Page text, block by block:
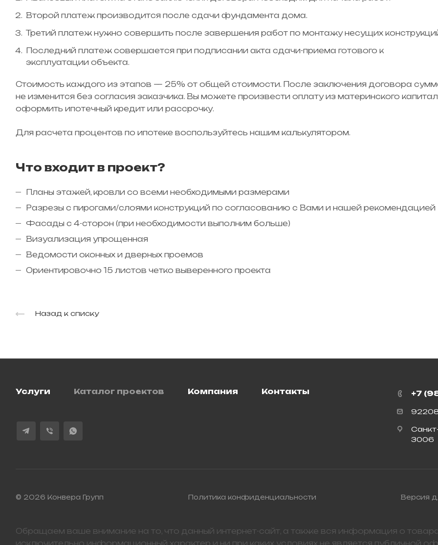
Второй платеж производится после сдачи фундамента дома.
Третий платеж нужно совершить после завершения работ по монтажу несущих
Последний платеж совершается при подписании акта сдачи-приема готового к
эксплуатации объекта.
Стоимость каждого из этапов — 25% от общей стоимости. После заключения договора
не изменится без согласия заказчика. Вы можете произвести оплату из материнского
оформить ипотечный кредит или рассрочку.
Для расчета процентов по ипотеке воспользуйтесь нашим калькулятором.
Что входит в проект?
Планы этажей, кровли со всеми необходимыми размерами
Разрезы с пирогами/слоями конструкций по согласованию с Вами и нашей рекомендацией
Фасады с 4-сторон (при необходимости выполним больше)
Визуализация упрощенная
Ведомости оконных и дверных проемов
Ориентировочно 15 листов четко выверенного проекта
Назад к списку
Услуги Каталог проектов Компания Контакты +7
3006
© 2026 Конвера Групп Политика конфиденциальности Версия
Обращаем ваше внимание на то, что данный интернет-сайт, а также вся информация о